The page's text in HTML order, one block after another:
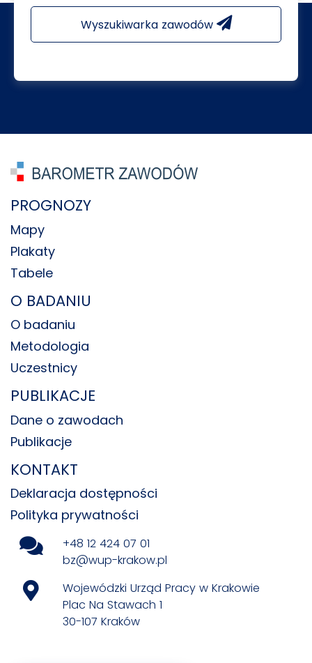
Wyszukiwarka zawodów
PROGNOZY
Mapy
Plakaty
Tabele
O BADANIU
O badaniu
Metodologia
Uczestnicy
PUBLIKACJE
Dane o zawodach
Publikacje
KONTAKT
Deklaracja dostępności
Polityka prywatności
+48 12 424 07 01
bz@wup-krakow.pl
Wojewódzki Urząd Pracy w Krakowie
Plac Na Stawach 1
30-107 Kraków